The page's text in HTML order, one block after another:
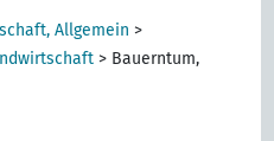
Allgemein >
> Bauerntum,